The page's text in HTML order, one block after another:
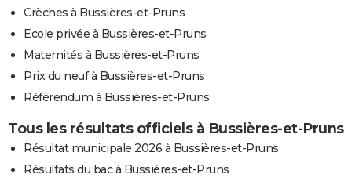
Crèches à Bussières-et-Pruns
Ecole privée à Bussières-et-Pruns
Maternités à Bussières-et-Pruns
Prix du neuf à Bussières-et-Pruns
Référendum à Bussières-et-Pruns
Tous les résultats officiels à Bussières-et-Pruns
Résultat municipale 2026 à Bussières-et-Pruns
Résultats du bac à Bussières-et-Pruns